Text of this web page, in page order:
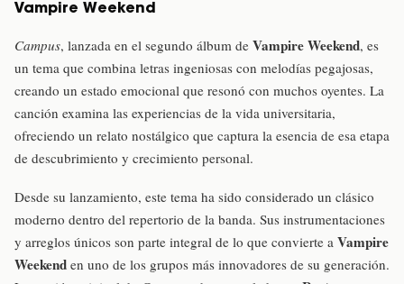
Vampire Weekend
Campus, lanzada en el segundo álbum de Vampire Weekend, es
un tema que combina letras ingeniosas con melodías pegajosas,
creando un estado emocional que resonó con muchos oyentes. La
canción examina las experiencias de la vida universitaria,
ofreciendo un relato nostálgico que captura la esencia de esa etapa
de descubrimiento y crecimiento personal.
Desde su lanzamiento, este tema ha sido considerado un clásico
moderno dentro del repertorio de la banda. Sus instrumentaciones
y arreglos únicos son parte integral de lo que convierte a Vampire
Weekend en uno de los grupos más innovadores de su generación.